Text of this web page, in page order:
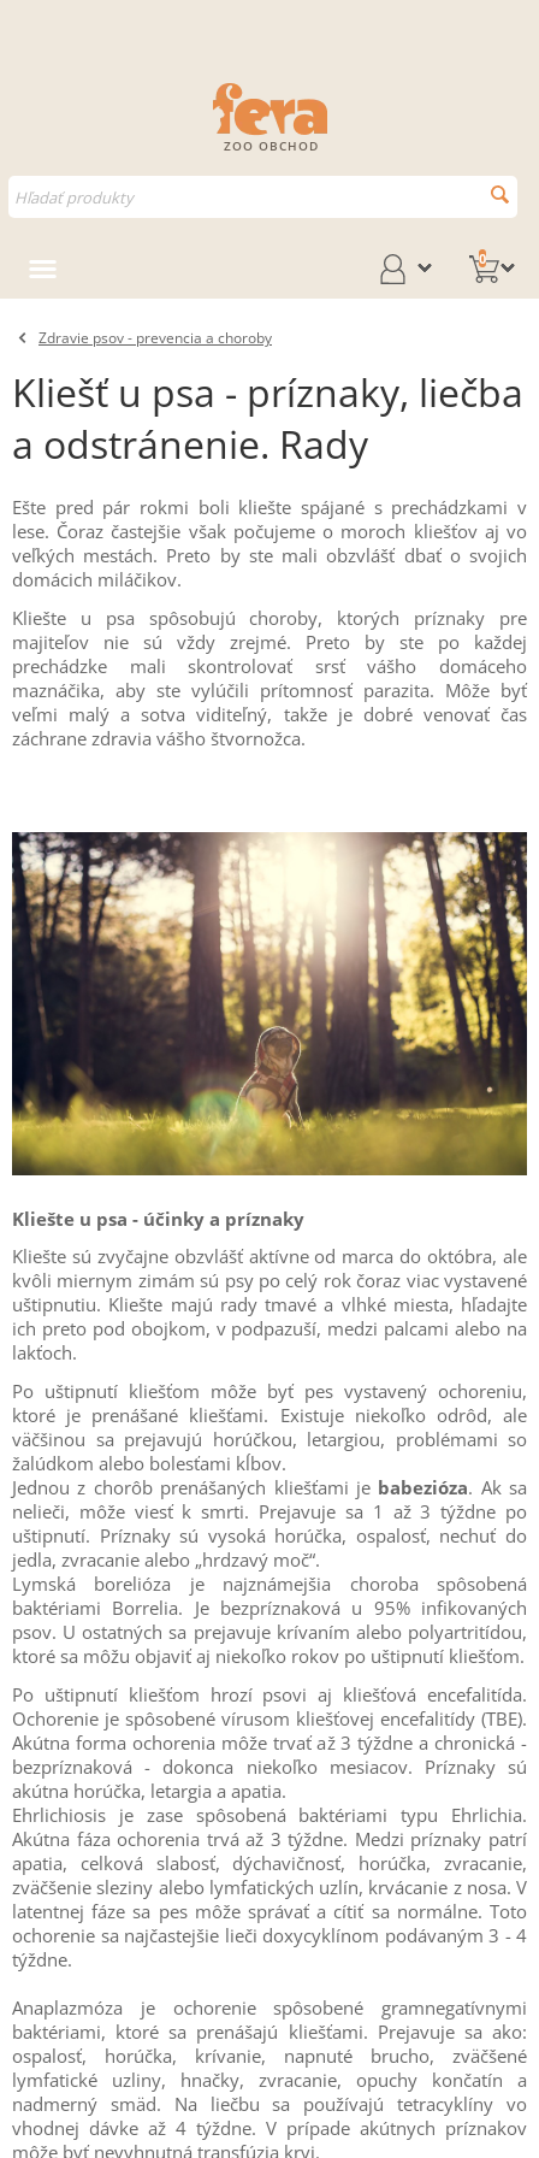
ZOO OBCHOD
0
Zdravie psov - prevencia a choroby
Kliešť u psa - príznaky, liečba
a odstránenie. Rady
Ešte pred pár rokmi boli kliešte spájané s prechádzkami v
lese. Čoraz častejšie však počujeme o moroch kliešťov aj vo
veľkých mestách. Preto by ste mali obzvlášť dbať o svojich
domácich miláčikov.
Kliešte u psa spôsobujú choroby, ktorých príznaky pre
majiteľov nie sú vždy zrejmé. Preto by ste po každej
prechádzke mali skontrolovať srsť vášho domáceho
maznáčika, aby ste vylúčili prítomnosť parazita. Môže byť
veľmi malý a sotva viditeľný, takže je dobré venovať čas
záchrane zdravia vášho štvornožca.
Kliešte u psa - účinky a príznaky
Kliešte sú zvyčajne obzvlášť aktívne od marca do októbra, ale
kvôli miernym zimám sú psy po celý rok čoraz viac vystavené
uštipnutiu. Kliešte majú rady tmavé a vlhké miesta, hľadajte
ich preto pod obojkom, v podpazuší, medzi palcami alebo na
lakťoch.
Po uštipnutí kliešťom môže byť pes vystavený ochoreniu,
ktoré je prenášané kliešťami. Existuje niekoľko odrôd, ale
väčšinou sa prejavujú horúčkou, letargiou, problémami so
žalúdkom alebo bolesťami kĺbov.
Jednou z chorôb prenášaných kliešťami je babezióza. Ak sa
nelieči, môže viesť k smrti. Prejavuje sa 1 až 3 týždne po
uštipnutí. Príznaky sú vysoká horúčka, ospalosť, nechuť do
jedla, zvracanie alebo „hrdzavý moč“.
Lymská borelióza je najznámejšia choroba spôsobená
baktériami Borrelia. Je bezpríznaková u 95% infikovaných
psov. U ostatných sa prejavuje krívaním alebo polyartritídou,
ktoré sa môžu objaviť aj niekoľko rokov po uštipnutí kliešťom.
Po uštipnutí kliešťom hrozí psovi aj kliešťová encefalitída.
Ochorenie je spôsobené vírusom kliešťovej encefalitídy (TBE).
Akútna forma ochorenia môže trvať až 3 týždne a chronická -
bezpríznaková - dokonca niekoľko mesiacov. Príznaky sú
akútna horúčka, letargia a apatia.
Ehrlichiosis je zase spôsobená baktériami typu Ehrlichia.
Akútna fáza ochorenia trvá až 3 týždne. Medzi príznaky patrí
apatia, celková slabosť, dýchavičnosť, horúčka, zvracanie,
zväčšenie sleziny alebo lymfatických uzlín, krvácanie z nosa. V
latentnej fáze sa pes môže správať a cítiť sa normálne. Toto
ochorenie sa najčastejšie lieči doxycyklínom podávaným 3 - 4
týždne.
Anaplazmóza je ochorenie spôsobené gramnegatívnymi
baktériami, ktoré sa prenášajú kliešťami. Prejavuje sa ako:
ospalosť, horúčka, krívanie, napnuté brucho, zväčšené
lymfatické uzliny, hnačky, zvracanie, opuchy končatín a
nadmerný smäd. Na liečbu sa používajú tetracyklíny vo
vhodnej dávke až 4 týždne. V prípade akútnych príznakov
môže byť nevyhnutná transfúzia krvi.